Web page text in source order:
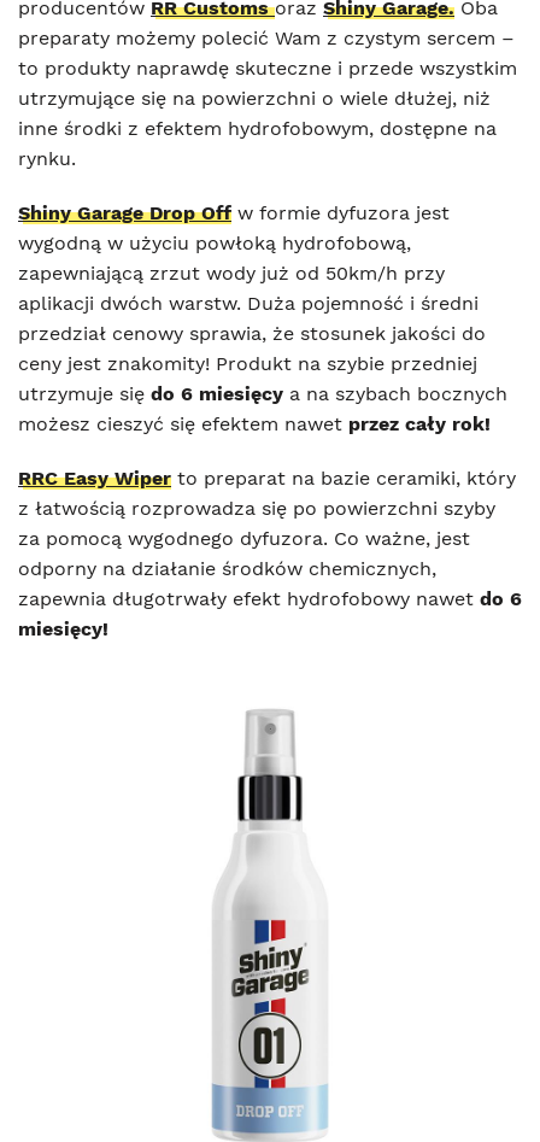
producentów RR Customs oraz Shiny Garage. Oba
preparaty możemy polecić Wam z czystym sercem –
to produkty naprawdę skuteczne i przede wszystkim
utrzymujące się na powierzchni o wiele dłużej, niż
inne środki z efektem hydrofobowym, dostępne na
rynku.
Shiny Garage Drop Off w formie dyfuzora jest
wygodną w użyciu powłoką hydrofobową,
zapewniającą zrzut wody już od 50km/h przy
aplikacji dwóch warstw. Duża pojemność i średni
przedział cenowy sprawia, że stosunek jakości do
ceny jest znakomity! Produkt na szybie przedniej
utrzymuje się do 6 miesięcy a na szybach bocznych
możesz cieszyć się efektem nawet przez cały rok!
RRC Easy Wiper to preparat na bazie ceramiki, który
z łatwością rozprowadza się po powierzchni szyby
za pomocą wygodnego dyfuzora. Co ważne, jest
odporny na działanie środków chemicznych,
zapewnia długotrwały efekt hydrofobowy nawet do 6
miesięcy!